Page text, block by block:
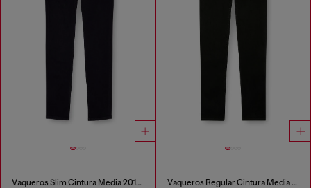
Vaqueros Slim Cintura Media 2019 D-Strukt Vaqueros Regular Cintura Media 2023 D-Finitive